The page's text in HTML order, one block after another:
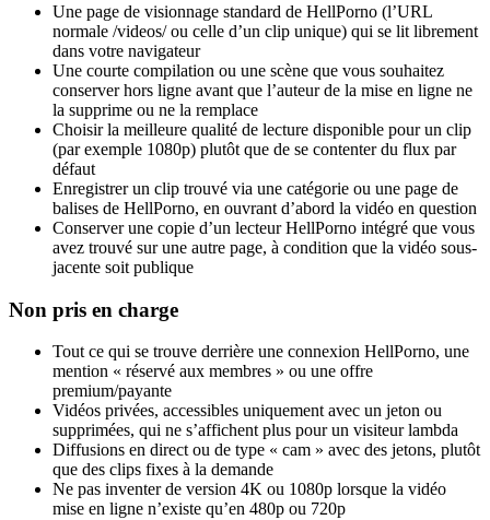
Une page de visionnage standard de HellPorno (l’URL
normale /videos/ ou celle d’un clip unique) qui se lit librement
dans votre navigateur
Une courte compilation ou une scène que vous souhaitez
conserver hors ligne avant que l’auteur de la mise en ligne ne
la supprime ou ne la remplace
Choisir la meilleure qualité de lecture disponible pour un clip
(par exemple 1080p) plutôt que de se contenter du flux par
défaut
Enregistrer un clip trouvé via une catégorie ou une page de
balises de HellPorno, en ouvrant d’abord la vidéo en question
Conserver une copie d’un lecteur HellPorno intégré que vous
avez trouvé sur une autre page, à condition que la vidéo sous-
jacente soit publique
Non pris en charge
Tout ce qui se trouve derrière une connexion HellPorno, une
mention « réservé aux membres » ou une offre
premium/payante
Vidéos privées, accessibles uniquement avec un jeton ou
supprimées, qui ne s’affichent plus pour un visiteur lambda
Diffusions en direct ou de type « cam » avec des jetons, plutôt
que des clips fixes à la demande
Ne pas inventer de version 4K ou 1080p lorsque la vidéo
mise en ligne n’existe qu’en 480p ou 720p